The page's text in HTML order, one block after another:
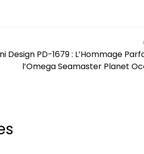
Design PD-1679 : L’Hommage
l’Omega Seamaster Planet